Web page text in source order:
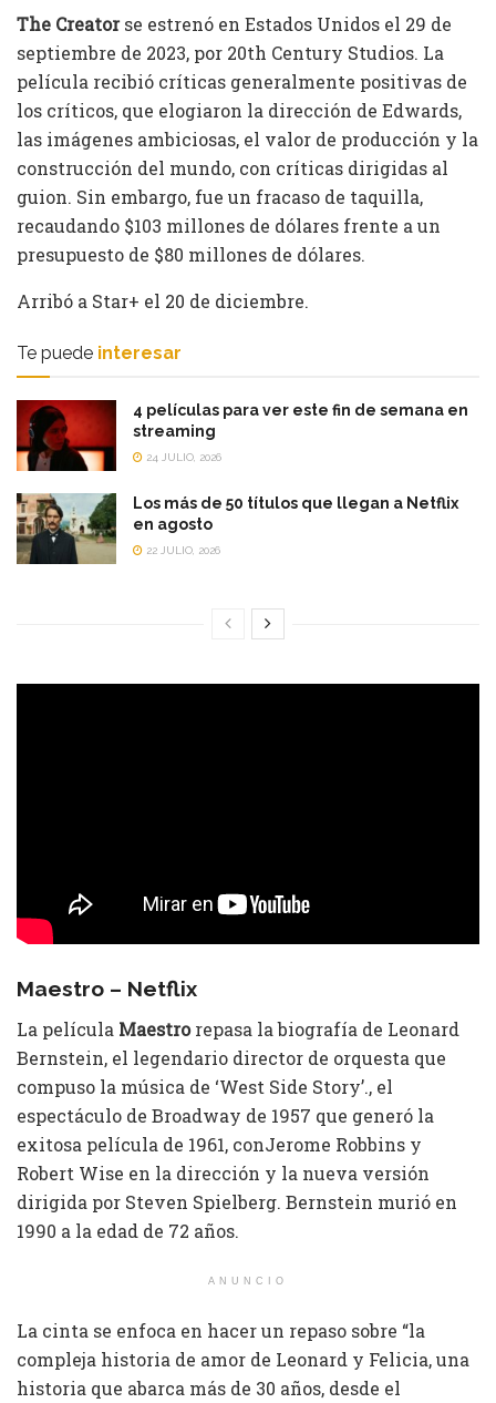
The Creatorse estrenó en Estados Unidos el 29 de
septiembre de 2023, por 20th Century Studios. La
película recibió críticas generalmente positivas de
los críticos, que elogiaron la dirección de Edwards,
las imágenes ambiciosas, el valor de producción y la
construcción del mundo, con críticas dirigidas al
guion. Sin embargo, fue un fracaso de taquilla,
recaudando $103 millones de dólares frente a un
presupuesto de $80 millones de dólares.
Arribó a Star+ el 20 de diciembre.
Te puede interesar
4 películas para ver este fin de semana en
streaming
24 JULIO, 2026
Los más de 50 títulos que llegan a Netflix
en agosto
22 JULIO, 2026
Maestro – Netflix
La película Maestrorepasa la biografía de Leonard
Bernstein, el legendario director de orquesta que
compuso la música de ‘West Side Story’., el
espectáculo de Broadway de 1957 que generó la
exitosa película de 1961, conJerome Robbins y
Robert Wise en la dirección y la nueva versión
dirigida por Steven Spielberg. Bernstein murió en
1990 a la edad de 72 años.
ANUNCIO
La cinta se enfoca en hacer un repaso sobre “la
compleja historia de amor de Leonard y Felicia, una
historia que abarca más de 30 años, desde el